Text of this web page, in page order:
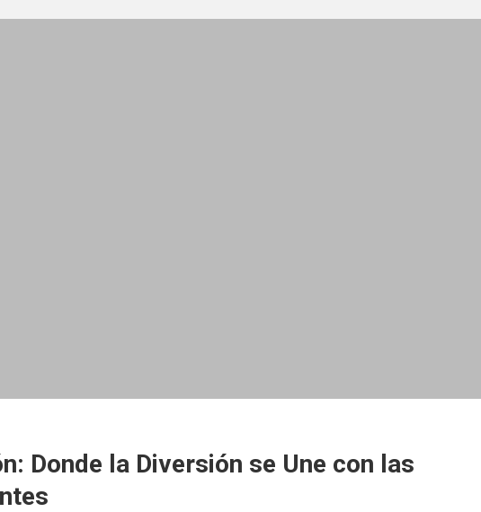
Donde la Diversión se Une con las